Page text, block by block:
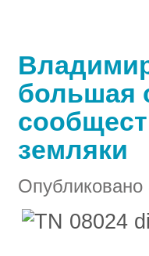
большая
земляки
Опубликовано